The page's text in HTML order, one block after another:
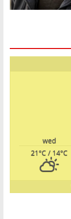
wed
21°C / 14°C